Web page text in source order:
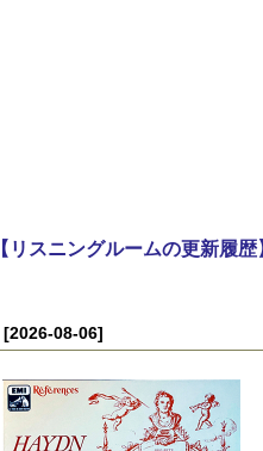
【リスニングルームの更新履歴
[2026-08-06]